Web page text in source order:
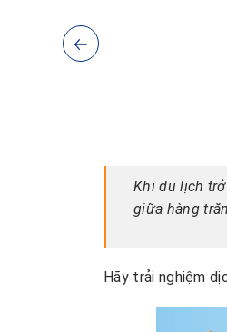
Khi du lịch
giữa hàng
Hãy trải nghiệm